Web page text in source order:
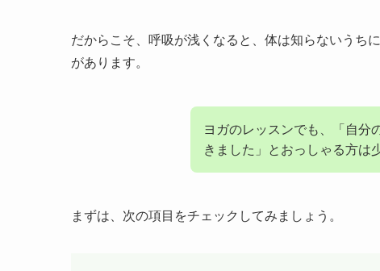
だからこそ、呼吸が浅くなると、体は知らないうち
があります。
ヨガのレッスンでも、「自分
きました」とおっしゃる方は
まずは、次の項目をチェックしてみましょう。